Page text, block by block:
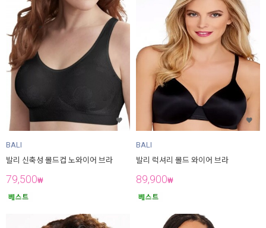
BALI
발리 신축성 몰드컵 노와이어 브라
79,500₩
BALI
발리 럭셔리 몰드 와이어 브라
89,900₩